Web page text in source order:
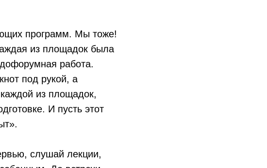
программ. Мы тоже!
из площадок была
работа.
под рукой, а
из площадок,
И пусть этот
слушай лекции,